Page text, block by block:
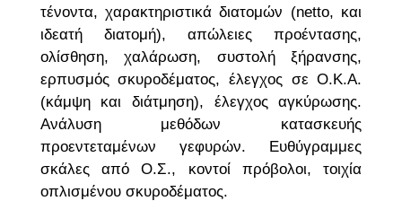
τένοντα, χαρακτηριστικά διατομών (netto, και
ιδεατή διατομή), απώλειες προέντασης,
ολίσθηση, χαλάρωση, συστολή ξήρανσης,
ερπυσμός σκυροδέματος, έλεγχος σε Ο.Κ.Α.
(κάμψη και διάτμηση), έλεγχος αγκύρωσης.
Ανάλυση μεθόδων κατασκευής
προεντεταμένων γεφυρών. Ευθύγραμμες
σκάλες από Ο.Σ., κοντοί πρόβολοι, τοιχία
οπλισμένου σκυροδέματος.